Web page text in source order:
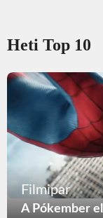
Heti Top 10
Filmipar
A Pókember